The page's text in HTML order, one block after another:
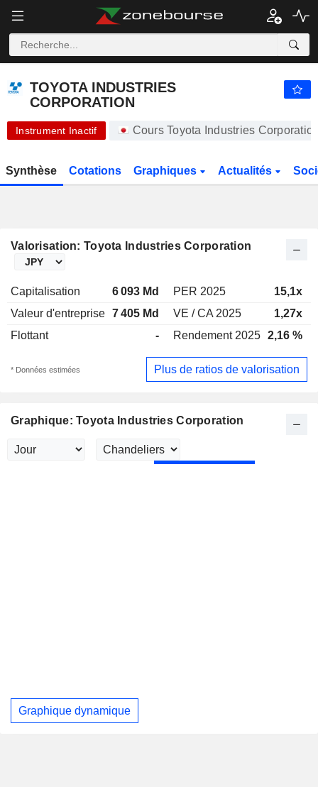
TOYOTA INDUSTRIES CORPORATION 20 450,00 ¥ -
TOYOTA INDUSTRIES
CORPORATION
Instrument Inactif Cours Toyota Industries
Synthèse Cotations Graphiques Actualités
Valorisation: Toyota Industries Corporation
Capitalisation 6 093 Md PER 2025 15,1x
Valeur d'entreprise 7 405 Md VE / CA 2025 1,27x
Flottant
- Rendement 2025 2,16 %
* Données estimées Plus de ratios de valorisation
Graphique: Toyota Industries Corporation
Graphique dynamique